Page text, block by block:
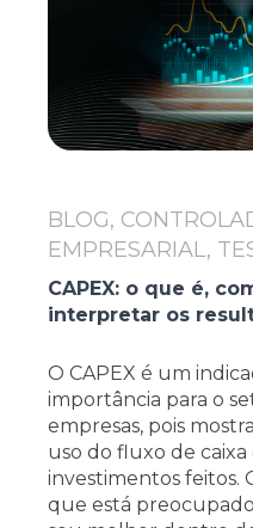
BLOG,
EMPRESARIAL,
CAPEX: o que é,
interpretar os
O CAPEX é um
importância para o
empresas, pois
uso do fluxo de caixa
investimentos feitos.
que está